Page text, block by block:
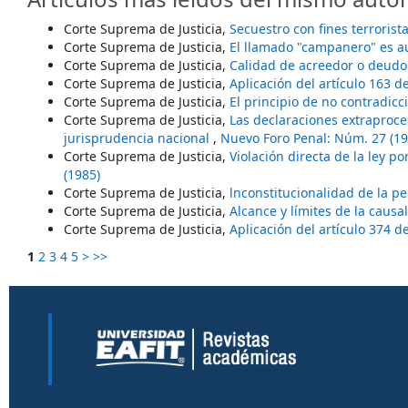
Corte Suprema de Justicia, Secuestro con fines
Corte Suprema de Justicia, El llamado "campanero" es
Corte Suprema de Justicia, Calidad de acreedor o
Corte Suprema de Justicia, Aplicación del artículo 163
Corte Suprema de Justicia, El principio de no
Corte Suprema de Justicia, Las declaraciones
jurisprudencia nacional , Nuevo Foro Penal: Núm. 27
Corte Suprema de Justicia, Violación directa de la ley
(1985)
Corte Suprema de Justicia, lnconstitucionalidad de la
Corte Suprema de Justicia, Alcance y límites de la
Corte Suprema de Justicia, Aplicación del artículo 374
1 2 3 4 5 > >>